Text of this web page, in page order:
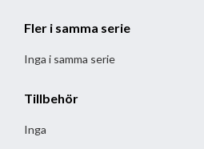
Fler i samma serie
Inga i samma serie
Tillbehör
Inga